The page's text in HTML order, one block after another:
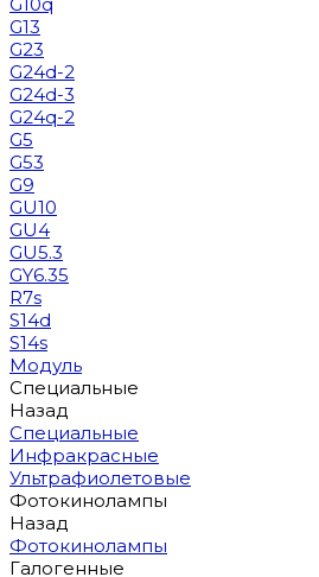
G13
G23
G24d-2
G24d-3
G24q-2
G5
G53
G9
GU10
GU4
GU5.3
GY6.35
R7s
S14d
S14s
Модуль
Специальные
Назад
Специальные
Инфракрасные
Ультрафиолетовые
Фотокинолампы
Назад
Фотокинолампы
Галогенные